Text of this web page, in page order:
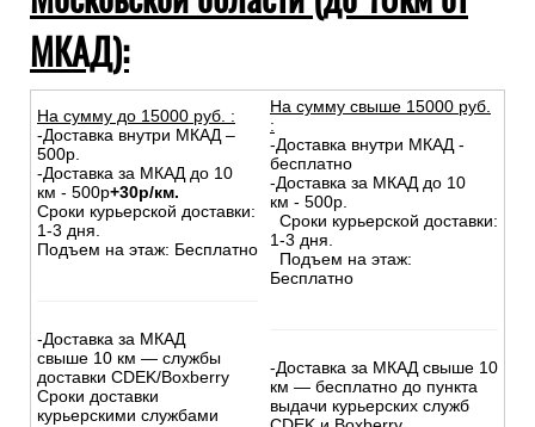
МКАД):
На сумму до 15000 руб. :
-Доставка внутри МКАД –
500р.
-Доставка за МКАД до 10
км - 500р+30р/км.
Сроки курьерской доставки:
1-3 дня.
Подъем на этаж: Бесплатно
-Доставка за МКАД
свыше 10 км — службы
доставки CDEK/Boxberry
Сроки доставки
курьерскими службами
На сумму свыше 15000 руб.
:
-Доставка внутри МКАД -
бесплатно
-Доставка за МКАД до 10
км - 500р.
Сроки курьерской доставки:
1-3 дня.
Подъем на этаж:
Бесплатно
-Доставка за МКАД свыше 10
км — бесплатно до пункта
выдачи курьерских служб